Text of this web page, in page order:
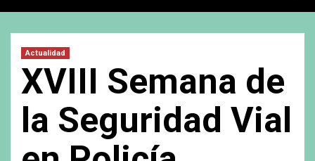
Actualidad
XVIII Semana de
la Seguridad Vial